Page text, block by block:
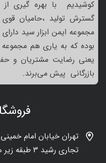
تهران خیابان امام
تجاری رشید 3 طبقه زیر همکف پلاک 12
کوشیدیم با بهره گیری
گسترش تولید ،حامیان قوی
مجموعه ایمن ابزار سید
بوده که به یاری هم
یعنی رضایت مشتریان و
بازرگانی پیش می‌برند.